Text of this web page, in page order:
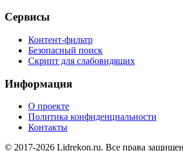
Сервисы
Контент-фильтр
Безопасный поиск
Скрипт для слабовидящих
Информация
О проекте
Политика конфиденциальности
Контакты
© 2017-2026 Lidrekon.ru. Все права